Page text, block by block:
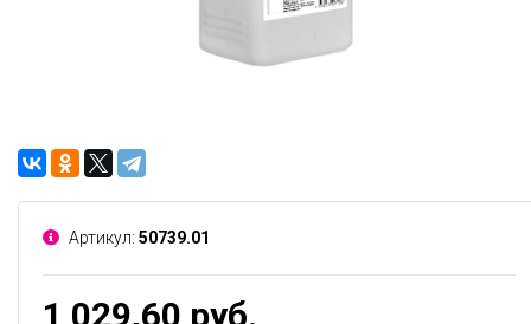
Артикул: 50739.01
1 029,60 руб.